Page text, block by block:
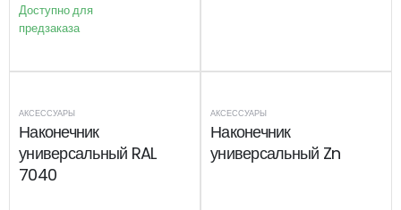
Доступно для
предзаказа
АКСЕССУАРЫ
Наконечник
универсальный RAL
7040
АКСЕССУАРЫ
Наконечник
универсальный Zn